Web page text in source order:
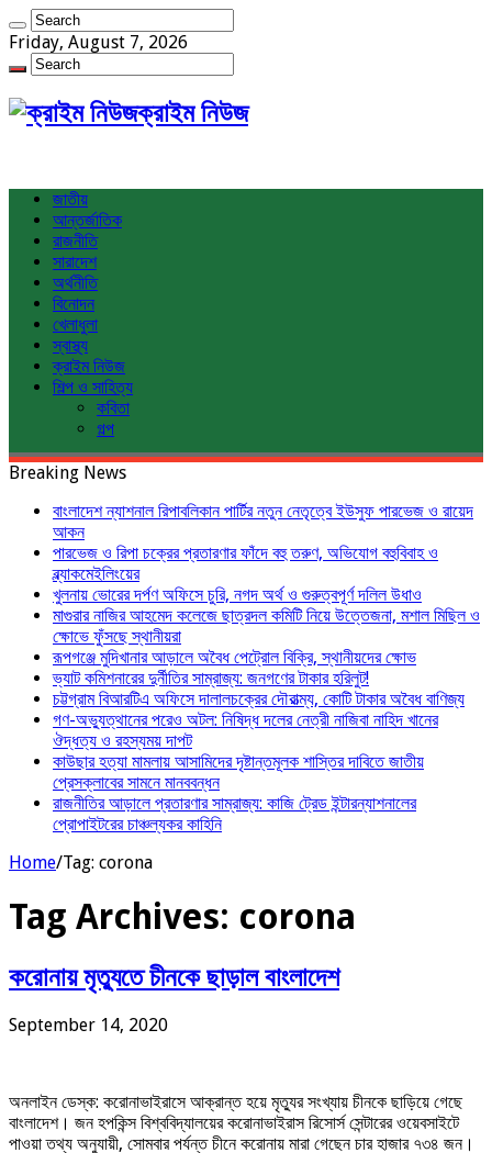
Friday, August 7, 2026
ক্রাইম নিউজ
জাতীয়
আন্তর্জাতিক
রাজনীতি
সারাদেশ
অর্থনীতি
বিনোদন
খেলাধুলা
স্বাস্থ্য
ক্রাইম নিউজ
শিল্প ও সাহিত্য
কবিতা
গল্প
Breaking News
বাংলাদেশ ন্যাশনাল রিপাবলিকান পার্টির নতুন নেতৃত্বে ইউসুফ পারভেজ ও রায়েদ
আকন
পারভেজ ও রিপা চক্রের প্রতারণার ফাঁদে বহু তরুণ, অভিযোগ বহুবিবাহ ও
ব্ল্যাকমেইলিংয়ের
খুলনায় ভোরের দর্পণ অফিসে চুরি, নগদ অর্থ ও গুরুত্বপূর্ণ দলিল উধাও
মাগুরার নাজির আহমেদ কলেজে ছাত্রদল কমিটি নিয়ে উত্তেজনা, মশাল মিছিল ও
ক্ষোভে ফুঁসছে স্থানীয়রা
রূপগঞ্জে মুদিখানার আড়ালে অবৈধ পেট্রোল বিক্রি, স্থানীয়দের ক্ষোভ
ভ্যাট কমিশনারের দুর্নীতির সাম্রাজ্য: জনগণের টাকার হরিলুট!
চট্টগ্রাম বিআরটিএ অফিসে দালালচক্রের দৌরাত্ম্য, কোটি টাকার অবৈধ বাণিজ্য
গণ-অভ্যুত্থানের পরেও অটল: নিষিদ্ধ দলের নেত্রী নাজিবা নাহিদ খানের
ঔদ্ধত্য ও রহস্যময় দাপট
কাউছার হত্যা মামলায় আসামিদের দৃষ্টান্তমূলক শাস্তির দাবিতে জাতীয়
প্রেসক্লাবের সামনে মানববন্ধন
রাজনীতির আড়ালে প্রতারণার সাম্রাজ্য: কাজি ট্রেড ইন্টারন্যাশনালের
প্রোপাইটরের চাঞ্চল্যকর কাহিনি
Home/Tag: corona
Tag Archives: corona
করোনায় মৃত্যুতে চীনকে ছাড়াল বাংলাদেশ
September 14, 2020
অনলাইন ডেস্ক: করোনাভাইরাসে আক্রান্ত হয়ে মৃত্যুর সংখ্যায় চীনকে ছাড়িয়ে গেছে
বাংলাদেশ। জন হপকিন্স বিশ্ববিদ্যালয়ের করোনাভাইরাস রিসোর্স সেন্টারের ওয়েবসাইটে
পাওয়া তথ্য অনুযায়ী, সোমবার পর্যন্ত চীনে করোনায় মারা গেছেন চার হাজার ৭৩৪ জন।